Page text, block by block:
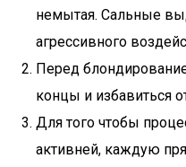
немытая. Сальные
агрессивного
Перед
концы и избавиться
Для того чтобы
активней, каждую